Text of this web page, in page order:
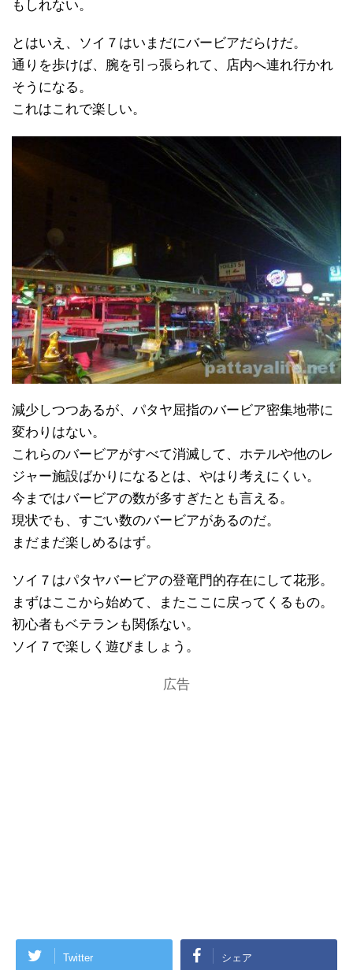
もしれない。
とはいえ、ソイ７はいまだにバービアだらけだ。
通りを歩けば、腕を引っ張られて、店内へ連れ行かれ
そうになる。
これはこれで楽しい。
減少しつつあるが、パタヤ屈指のバービア密集地帯に
変わりはない。
これらのバービアがすべて消滅して、ホテルや他のレ
ジャー施設ばかりになるとは、やはり考えにくい。
今まではバービアの数が多すぎたとも言える。
現状でも、すごい数のバービアがあるのだ。
まだまだ楽しめるはず。
ソイ７はパタヤバービアの登竜門的存在にして花形。
まずはここから始めて、またここに戻ってくるもの。
初心者もベテランも関係ない。
ソイ７で楽しく遊びましょう。
広告
Twitter シェア